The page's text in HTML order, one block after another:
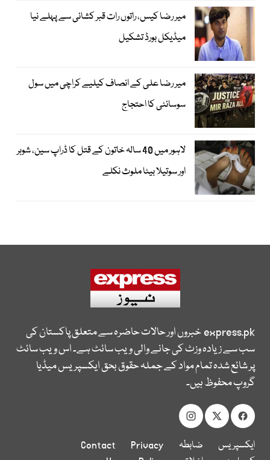
میر رضا کیس، راتوں رات قبر کشائی سے پہلے نیا
میڈیکل بورڈ تشکیل
میر رضا علی کے انصاف کیلیے کراچی میں سول
سوسائٹی کا احتجاج
لاہور میں 40 سالہ خاتون کے قتل کا ڈراپ سین، شوہر
اور سوتیلا بیٹا ملوث نکلے
express.pkخبروں اور حالات حاضرہ سے متعلق پاکستان کی
سب سے زیادہ وزٹ کی جانے والی ویب سائٹ ہے۔ اس ویب سائٹ
پر شائع شدہ تمام مواد کے جملہ حقوق بحق ایکسپریس میڈیا
گروپ محفوظ ہیں۔
ایکسپریس
ضابطہ
Privacy
Contact